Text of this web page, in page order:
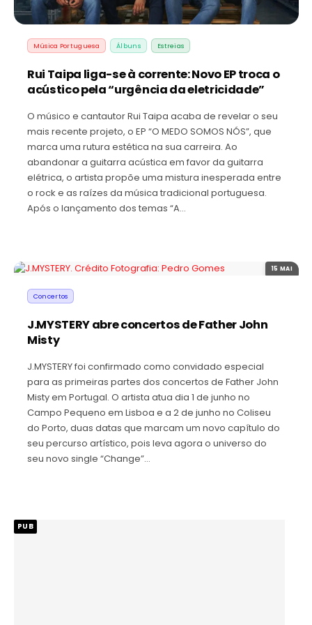
Música Portuguesa Álbuns Estreias
Rui Taipa liga-se à corrente: Novo EP troca o
acústico pela “urgência da eletricidade”
O músico e cantautor Rui Taipa acaba de revelar o seu
mais recente projeto, o EP “O MEDO SOMOS NÓS”, que
marca uma rutura estética na sua carreira. Ao
abandonar a guitarra acústica em favor da guitarra
elétrica, o artista propõe uma mistura inesperada entre
o rock e as raízes da música tradicional portuguesa.
Após o lançamento dos temas “A…
15 MAI
Concertos
J.MYSTERY abre concertos de Father John
Misty
J.MYSTERY foi confirmado como convidado especial
para as primeiras partes dos concertos de Father John
Misty em Portugal. O artista atua dia 1 de junho no
Campo Pequeno em Lisboa e a 2 de junho no Coliseu
do Porto, duas datas que marcam um novo capítulo do
seu percurso artístico, pois leva agora o universo do
seu novo single “Change”…
PUB